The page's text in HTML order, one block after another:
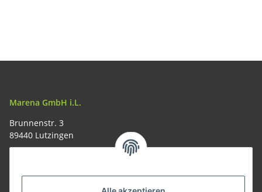
Marena GmbH i.L.
Brunnenstr. 3
89440 Lutzingen